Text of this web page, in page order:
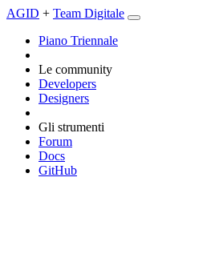
AGID + Team Digitale
Piano Triennale
Le community
Developers
Designers
Gli strumenti
Forum
Docs
GitHub